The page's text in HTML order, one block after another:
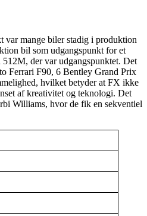
var mange biler stadig i produktion
bil som udgangspunkt for et
der var udgangspunktet. Det
Ferrari F90, 6 Bentley Grand Prix
hvilket betyder at FX ikke
af kreativitet og teknologi. Det
Williams, hvor de fik en sekventiel